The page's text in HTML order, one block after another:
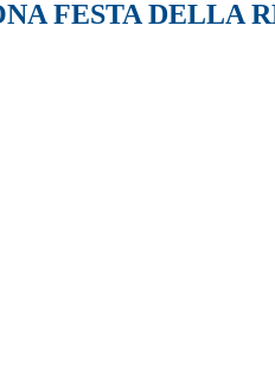
FESTA DELLA